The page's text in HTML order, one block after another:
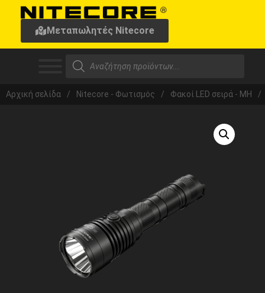
Μεταπωλητές Nitecore
Αρχική σελίδα / Nitecore - Φωτισμός / Φακοί LED σειρά - MH /